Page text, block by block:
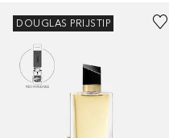
DOUGLAS PRIJSTIP